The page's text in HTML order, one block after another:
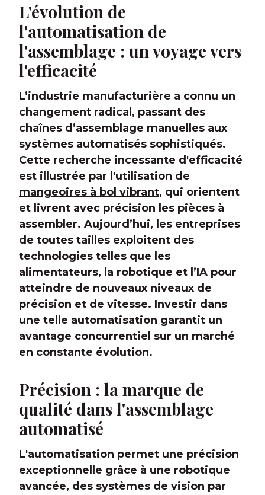
L'évolution de
l'automatisation de
l'assemblage : un voyage vers
l'efficacité
L’industrie manufacturière a connu un
changement radical, passant des
chaînes d’assemblage manuelles aux
systèmes automatisés sophistiqués.
Cette recherche incessante d'efficacité
est illustrée par l'utilisation de
mangeoires à bol vibrant, qui orientent
et livrent avec précision les pièces à
assembler. Aujourd’hui, les entreprises
de toutes tailles exploitent des
technologies telles que les
alimentateurs, la robotique et l’IA pour
atteindre de nouveaux niveaux de
précision et de vitesse. Investir dans
une telle automatisation garantit un
avantage concurrentiel sur un marché
en constante évolution.
Précision : la marque de
qualité dans l'assemblage
automatisé
L'automatisation permet une précision
exceptionnelle grâce à une robotique
avancée, des systèmes de vision par